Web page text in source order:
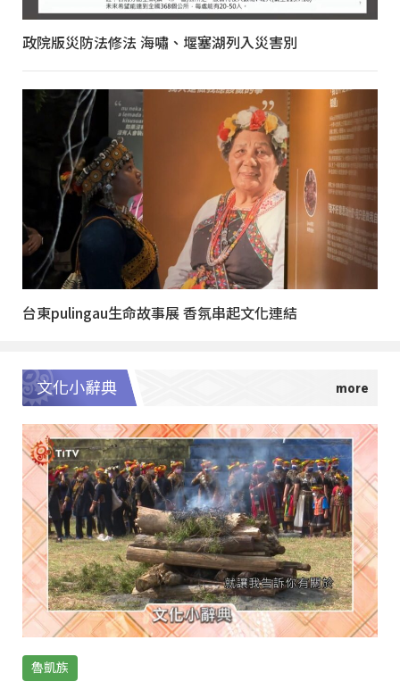
政院版災防法修法 海嘯、堰塞湖列入災害別
台東pulingau生命故事展 香氛串起文化連結
文化小辭典
魯凱族